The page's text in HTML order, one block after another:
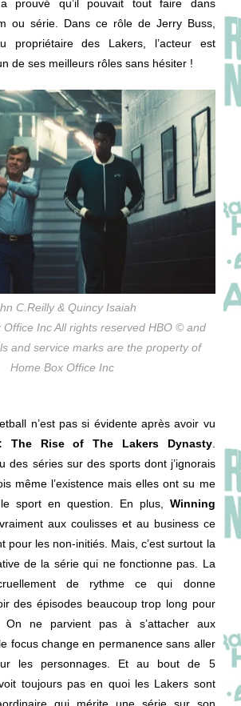
prouvé qu’il pouvait tout faire dans
ou série. Dans ce rôle de Jerry Buss,
propriétaire des Lakers, l’acteur est
de ses meilleurs rôles sans hésiter !
C.Reilly & Quincy Isaiah
Office Inc All rights reserved HBO © and
and service marks are the property of
Home Box Office Inc
n’est pas si évidente après avoir vu
The Rise of The Lakers Dynasty.
des séries sur des sports dont j’ignorais
même l’existence mais elles ont su me
sport en question. En plus, Winning
aux coulisses et au business ce
pour les non-initiés. Mais, c’est surtout la
de la série qui ne fonctionne pas. La
de rythme ce qui donne
des épisodes beaucoup trop long pour
On ne parvient pas à s’attacher aux
focus change en permanence sans aller
les personnages. Et au bout de 5
toujours pas en quoi les Lakers sont